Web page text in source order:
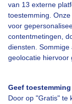
van 13 externe
toestemming.
voor
contentmetingen,
diensten.
geolocatie hiervoor
Geef
Door op "Gratis" te
Over